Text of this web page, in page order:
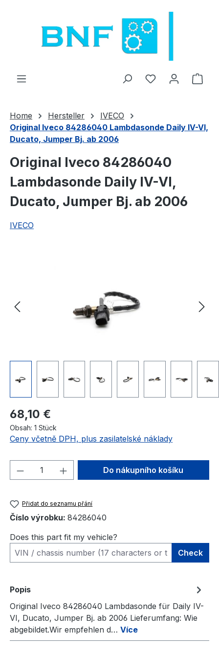
Máte 0 položky
Home Hersteller
IVECO
Original Iveco 84286040 Lambdasonde Daily IV-VI,
Ducato, Jumper Bj. ab 2006
Original Iveco 84286040
Lambdasonde Daily IV-VI,
Ducato, Jumper Bj. ab 2006
IVECO
Běžná cena:
68,10 €
Obsah: 1 Stück
Ceny včetně DPH, plus zasilatelské náklady
Množství produktu: Zadejte
Do nákupního košíku
Přidat do seznamu přání
Číslo výrobku: 84286040
Does this part fit my vehicle?
Check
Popis
Original Iveco 84286040 Lambdasonde für Daily IV-
VI, Ducato, Jumper Bj. ab 2006 Lieferumfang: Wie
abgebildet.Wir empfehlen d… Více